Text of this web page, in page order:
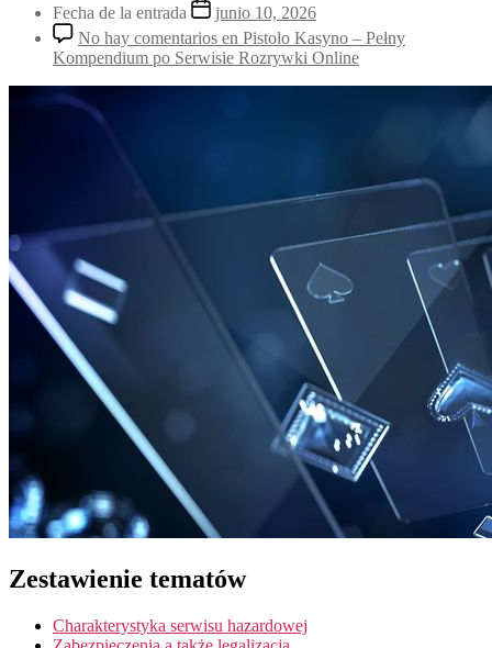
Fecha de la entrada
junio 10, 2026
No hay comentarios en Pistolo Kasyno – Pełny
Kompendium po Serwisie Rozrywki Online
Zestawienie tematów
Charakterystyka serwisu hazardowej